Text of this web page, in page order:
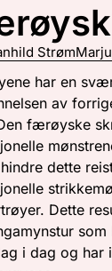
Strøm
har en
av
færøyske
dette
Dette
i dag og har